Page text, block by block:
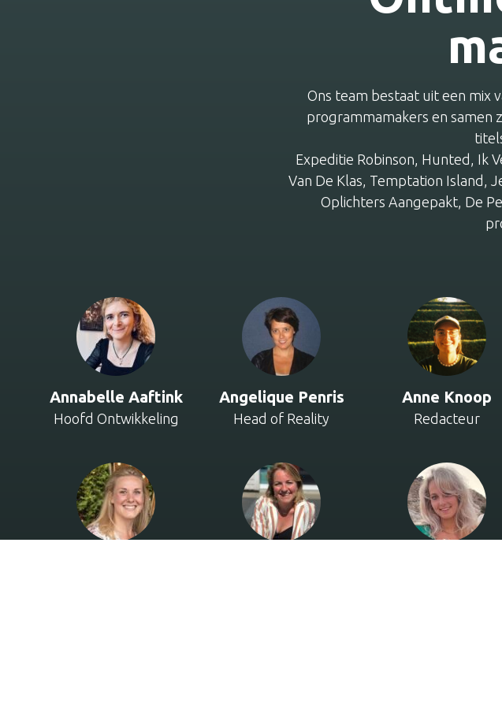
Ons team bestaat uit een mix
programmamakers en samen
Expeditie Robinson, Hunted, Ik
Van De Klas, Temptation Island,
Oplichters Aangepakt, De
Annabelle Aaftink
Hoofd Ontwikkeling
Angelique Penris
Head of Reality
Anne Knoop
Redacteur